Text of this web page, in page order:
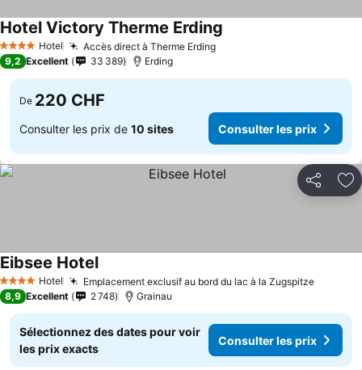
4 Étoiles Hotel Accès direct à Therme ErdingConsulter les prix
Hotel Victory Therme Erding
9,2 Excellent 33 389 Erding
De 220 CHF
Consulter les prix de 10 sites Consulter les prix
Partager
4 Étoiles Hotel Emplacement exclusif au bord du lac à la Zugspitze
Eibsee HotelConsulter les prix
8,9 Excellent 2 748 Grainau
Sélectionnez des dates pour voir
les prix exacts
Consulter les prix